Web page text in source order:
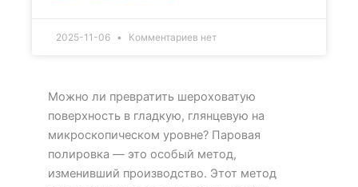
2025-11-06 Комментариев нет
Можно ли превратить шероховатую
поверхность в гладкую, глянцевую на
микроскопическом уровне? Паровая
полировка — это особый метод,
изменивший производство. Этот метод